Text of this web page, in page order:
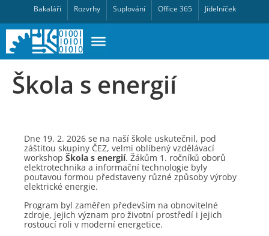
Bakaláři Rozvrhy Suplování Office 365 Jídelníček
Škola s energií
Dne 19. 2. 2026 se na naší škole uskutečnil, pod
záštitou skupiny ČEZ, velmi oblíbený vzdělávací
workshop Škola s energií. Žákům 1. ročníků oborů
elektrotechnika a informační technologie byly
poutavou formou představeny různé způsoby výroby
elektrické energie.
Program byl zaměřen především na obnovitelné
zdroje, jejich význam pro životní prostředí i jejich
rostoucí roli v moderní energetice.